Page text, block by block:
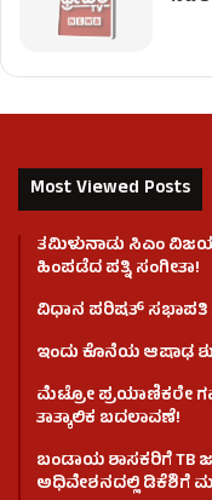
Most Viewed Posts
ತಮಿಳುನಾಡು ಸಿಎಂ
ಹಿಂಪಡೆದ ಪತ್ನಿ ಸಂಗೀತಾ!
ವಿಧಾನ ಪರಿಷತ್ ಸಭಾಪತಿ
ಇಂದು ಕೊನೆಯ ಆಷಾಢ
ಮೆಟ್ರೋ ಪ್ರಯಾಣಿಕರೇ
ತಾತ್ಕಾಲಿಕ ಬದಲಾವಣೆ!
ಬಂಡಾಯ ಶಾಸಕರಿಗೆ TB
ಅಧಿವೇಶನದಲ್ಲಿ ಡಿಕೆಶಿಗೆ